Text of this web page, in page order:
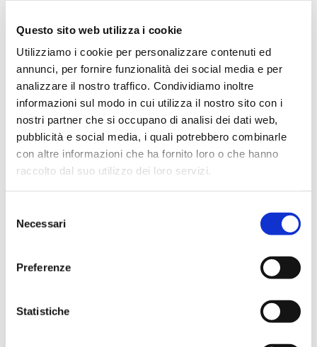
Questo sito web utilizza i cookie
Utilizziamo i cookie per personalizzare contenuti ed
annunci, per fornire funzionalità dei social media e per
analizzare il nostro traffico. Condividiamo inoltre
informazioni sul modo in cui utilizza il nostro sito con i
nostri partner che si occupano di analisi dei dati web,
pubblicità e social media, i quali potrebbero combinarle
con altre informazioni che ha fornito loro o che hanno
raccolto dal suo utilizzo dei loro servizi.
delNecessari
Preferenze
Statistiche